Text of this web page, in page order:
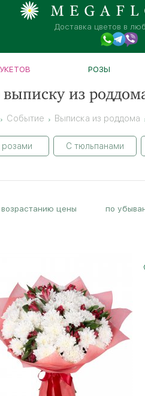
Доставка цветов в
РОЗЫ
из
Событие Выписка из роддома
розами С тюльпанами
цены по